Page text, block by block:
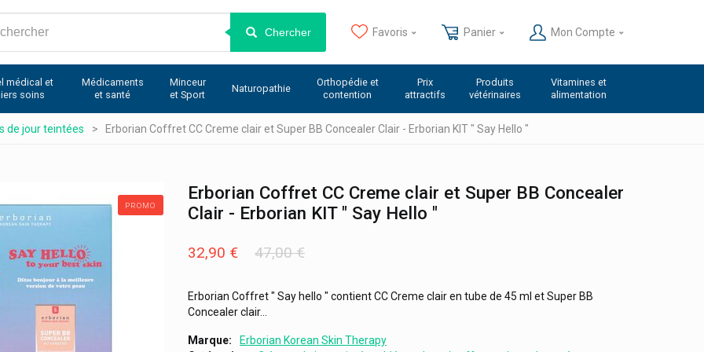
Chercher Favoris Panier Mon Compte
médical et
soins
Médicaments
et santé
Minceur
et Sport
Naturopathie
Orthopédie et
contention
Prix
attractifs
Produits
vétérinaires
Vitamines et
alimentation
de jour teintées Erborian Coffret CC Creme clair et Super BB Concealer Clair - Erborian KIT " Say Hello "
PROMO
Erborian Coffret CC Creme clair et Super BB Concealer
Clair - Erborian KIT " Say Hello "
32,90 € 47,00 €
Erborian Coffret " Say hello " contient CC Creme clair en tube de 45 ml et Super BB
Concealer clair...
Marque
Erborian Korean Skin Therapy